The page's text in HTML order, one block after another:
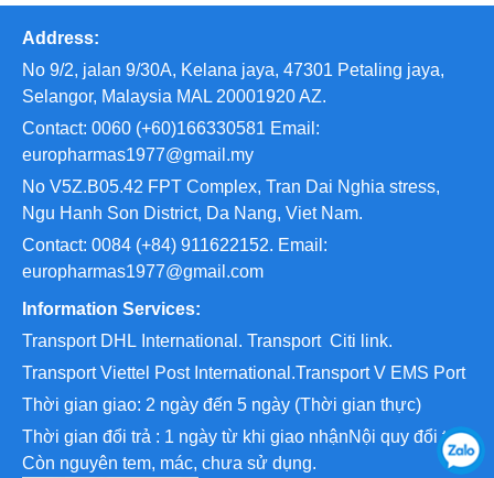
Address:
No 9/2, jalan 9/30A, Kelana jaya, 47301 Petaling jaya,
Selangor, Malaysia MAL 20001920 AZ.
Contact: 0060 (+60)166330581 Email:
europharmas1977@gmail.my
No V5Z.B05.42 FPT Complex, Tran Dai Nghia stress,
Ngu Hanh Son District, Da Nang, Viet Nam.
Contact: 0084 (+84) 911622152. Email:
europharmas1977@gmail.com
Information Services:
Transport DHL International. Transport Citi link.
Transport Viettel Post International.Transport V EMS Port
Thời gian giao: 2 ngày đến 5 ngày (Thời gian thực)
Thời gian đổi trả : 1 ngày từ khi giao nhậnNội quy đổi trả:
Còn nguyên tem, mác, chưa sử dụng.